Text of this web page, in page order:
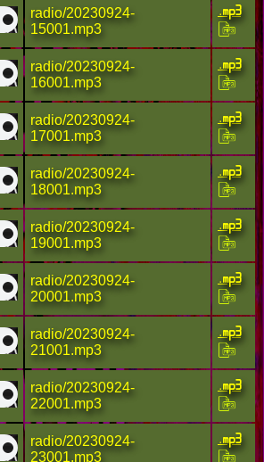
radio/20230924-
15001.mp3
.mp3
radio/20230924-
16001.mp3
.mp3
radio/20230924-
17001.mp3
.mp3
radio/20230924-
18001.mp3
.mp3
radio/20230924-
19001.mp3
.mp3
radio/20230924-
20001.mp3
.mp3
radio/20230924-
21001.mp3
.mp3
radio/20230924-
22001.mp3
.mp3
radio/20230924-
23001.mp3
.mp3